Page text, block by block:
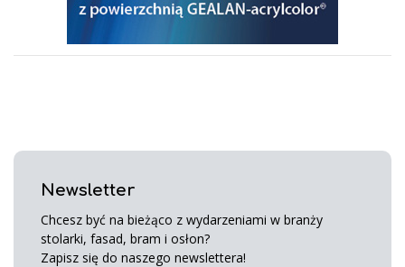
Newsletter
Chcesz być na bieżąco z wydarzeniami w branży
stolarki, fasad, bram i osłon?
Zapisz się do naszego newslettera!